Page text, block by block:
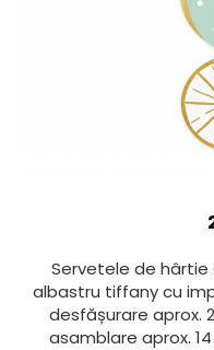
Servetele de hârtie
albastru tiffany cu
desfășurare aprox.
asamblare aprox.